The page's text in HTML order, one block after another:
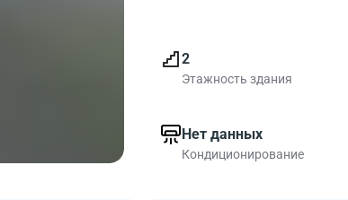
2
Этажность здания
Нет данных
Кондиционирование